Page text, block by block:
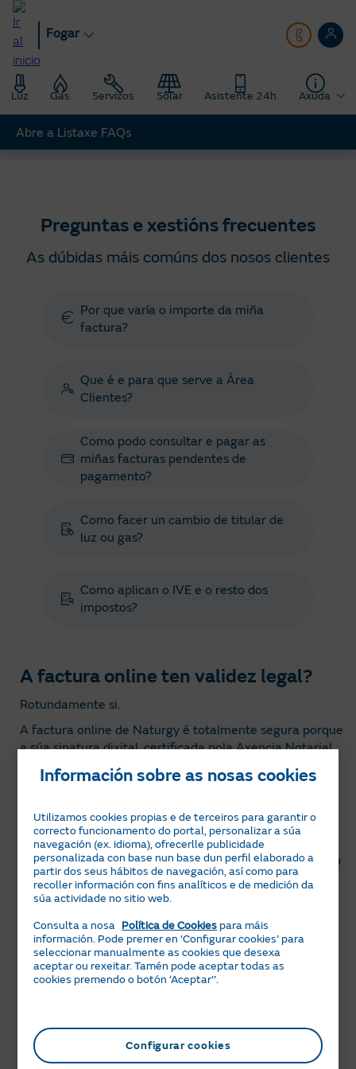
ao
contido
principal
Fogar
Luz Gas Servizos Solar Asistente 24h Axuda
Fogar Axuda Preguntas e xestións frecuentes
Preguntas e xestións frecuentes
As dúbidas máis comúns dos nosos clientes
Por que varía o importe da miña
factura?
Que é e para que serve a Área
Clientes?
Como podo consultar e pagar as
miñas facturas pendentes de
pagamento?
Como facer un cambio de titular de
luz ou gas?
Como aplican o IVE e o resto dos
impostos?
Abre a Listaxe FAQs
A factura online ten validez legal?
Rotundamente si.
A factura online de Naturgy é totalmente segura porque
a súa sinatura dixital, certificada pola Axencia Notarial
de Certificación, garante a autenticidade do emisor e a
integridade do seu contido.
tes que seleccionar a túa factura na túa Área Clientes
ou na app Naturgy Clientes e utilizar a opción de
Descargar en PDF asinado
, abrindo o documento con
Adobe Acrobat para ver a sinatura.
Rexístrate
Ir a Área Clientes
Información sobre as nosas cookies
Utilizamos cookies propias e de terceiros para garantir o
correcto funcionamento do portal, personalizar a súa
navegación (ex. idioma), ofrecerlle publicidade
personalizada con base nun base dun perfil elaborado a
partir dos seus hábitos de navegación, así como para
recoller información con fins analíticos e de medición da
súa actividade no sitio web.
Consulta a nosa Política de Cookies para máis
información. Pode premer en ‘Configurar cookies’ para
seleccionar manualmente as cookies que desexa
aceptar ou rexeitar. Tamén pode aceptar todas as
cookies premendo o botón ‘Aceptar’’.
Configurar cookies